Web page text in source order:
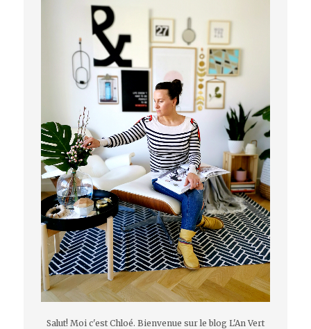
Salut! Moi c'est Chloé. Bienvenue sur le blog L'An Vert